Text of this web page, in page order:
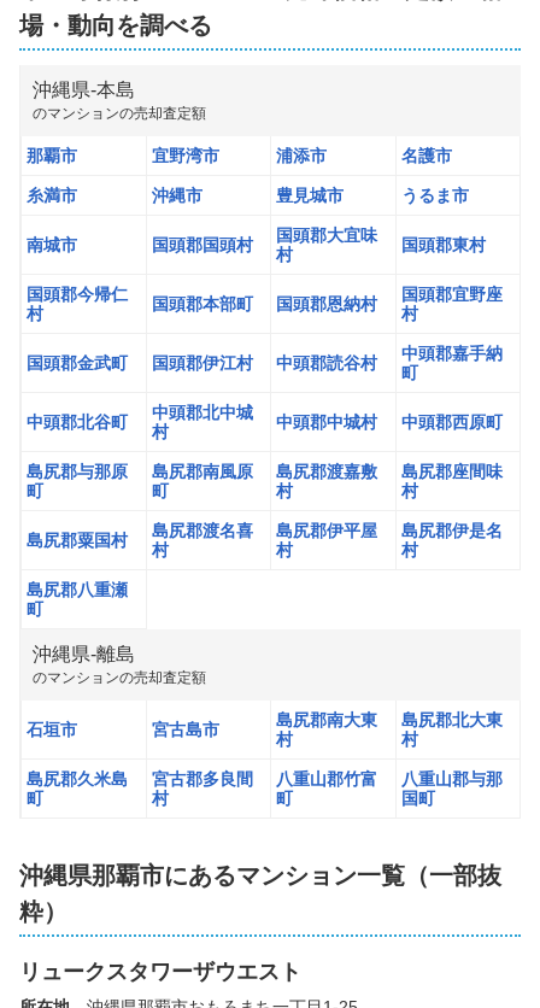
株式会社プライムルーム
1,300 万円
階数: 専有面積:30㎡
株式会社TOKINO
3,700万円 2025年4月
ライオンズ小禄オアシスコート
階数:8階 専有面積:67㎡
株式会社琉美不動産
3,100
グランドパレス壺川
階数: 専有面積:75㎡
株式会社 不動産の依頼所
アルファステイツ那覇古波蔵
5階 専有面積:
場・動向を調べる
沖縄県-本島
のマンションの売却査定額
那覇市 宜野湾市 浦添市 名護市
糸満市 沖縄市 豊見城市 うるま市
南城市 国頭郡国頭村
国頭郡大宜味
村
国頭郡東村
国頭郡今帰仁
村
国頭郡本部町 国頭郡恩納村
国頭郡宜野座
村
国頭郡金武町 国頭郡伊江村 中頭郡読谷村
中頭郡嘉手納
町
中頭郡北谷町
中頭郡北中城
村
中頭郡中城村 中頭郡西原町
島尻郡与那原
町
島尻郡南風原
町
島尻郡渡嘉敷
村
島尻郡座間味
村
島尻郡粟国村
島尻郡渡名喜
村
島尻郡伊平屋
村
島尻郡伊是名
村
島尻郡八重瀬
町
沖縄県-離島
のマンションの売却査定額
石垣市 宮古島市
島尻郡南大東
村
島尻郡北大東
村
島尻郡久米島
町
宮古郡多良間
村
八重山郡竹富
町
八重山郡与那
国町
沖縄県那覇市にあるマンション一覧（一部抜
粋）
リュークスタワーザウエスト